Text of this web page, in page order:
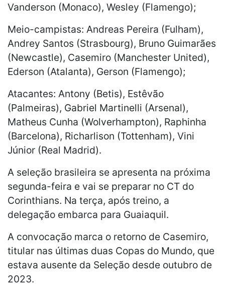
Vanderson (Monaco), Wesley (Flamengo);
Meio-campistas: Andreas Pereira (Fulham),
Andrey Santos (Strasbourg), Bruno Guimarães
(Newcastle), Casemiro (Manchester United),
Ederson (Atalanta), Gerson (Flamengo);
Atacantes: Antony (Betis), Estêvão
(Palmeiras), Gabriel Martinelli (Arsenal),
Matheus Cunha (Wolverhampton), Raphinha
(Barcelona), Richarlison (Tottenham), Vini
Júnior (Real Madrid).
A seleção brasileira se apresenta na próxima
segunda-feira e vai se preparar no CT do
Corinthians. Na terça, após treino, a
delegação embarca para Guaiaquil.
A convocação marca o retorno de Casemiro,
titular nas últimas duas Copas do Mundo, que
estava ausente da Seleção desde outubro de
2023.